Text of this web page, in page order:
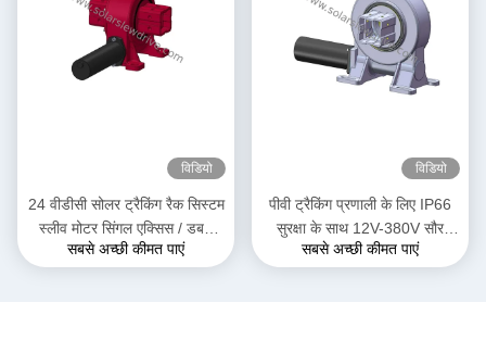
विडियो
24 वीडीसी सोलर ट्रैकिंग रैक सिस्टम
स्लीव मोटर सिंगल एक्सिस / डबल
एक्सिस ड्राइव के साथ
सबसे अच्छी कीमत पाएं
विडियो
पीवी ट्रैकिंग प्रणाली के लिए IP66
सुरक्षा के साथ 12V-380V सौर
ट्रैकर स्लीव ड्राइव
सबसे अच्छी कीमत पाएं